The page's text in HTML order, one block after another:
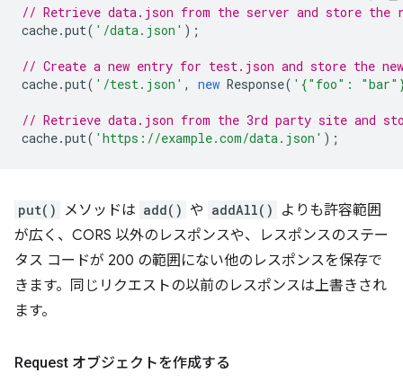
// Retrieve data.json from the server and store the
cache.put( '/data.json' );
// Create a new entry for test.json and store the
cache.put( '/test.json' , new Response( '{"foo":
// Retrieve data.json from the 3rd party site and
cache.put( 'https://example.com/data.json' );
put() メソッドは add() や addAll()
よりも許容範囲
が広く、CORS 以外のレスポンスや、レスポンスのステー
タス コードが 200 の範囲にない他のレスポンスを保存で
きます。同じリクエストの以前のレスポンスは上書きされ
ます。
Request オブジェクトを作成する